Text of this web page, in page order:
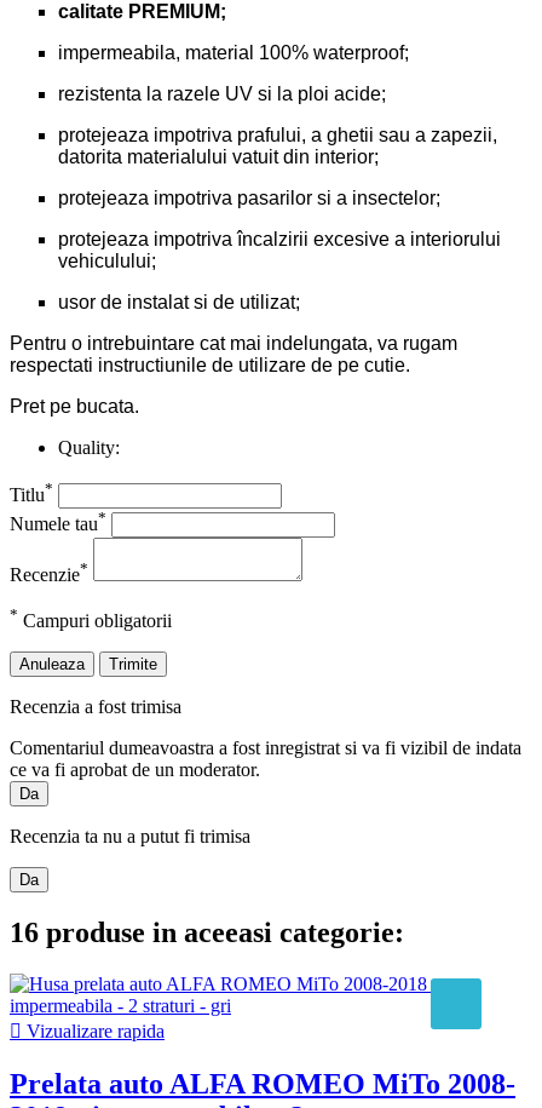
calitate PREMIUM;
impermeabila, material 100% waterproof;
rezistenta la razele UV si la ploi acide;
protejeaza impotriva prafului, a ghetii sau a zapezii,
datorita materialului vatuit din interior;
protejeaza impotriva pasarilor si a insectelor;
protejeaza impotriva încalzirii excesive a interiorului
vehiculului;
usor de instalat si de utilizat;
Pentru o intrebuintare cat mai indelungata, va rugam
respectati instructiunile de utilizare de pe cutie.
Pret pe bucata.
Quality:
Titlu*
Numele tau*
Recenzie*
* Campuri obligatorii
Anuleaza Trimite
Recenzia a fost trimisa
Comentariul dumeavoastra a fost inregistrat si va fi vizibil de indata
ce va fi aprobat de un moderator.
Da
Recenzia ta nu a putut fi trimisa
Da
16 produse in aceeasi categorie:
 Vizualizare rapida
Prelata auto ALFA ROMEO MiTo 2008-